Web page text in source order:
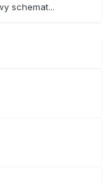
schemat...